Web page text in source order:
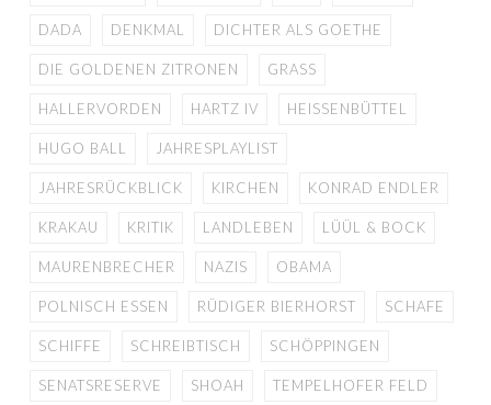
DADA DENKMAL DICHTER ALS GOETHE
DIE GOLDENEN ZITRONEN GRASS
HALLERVORDEN HARTZ IV HEISSENBÜTTEL
HUGO BALL JAHRESPLAYLIST
JAHRESRÜCKBLICK KIRCHEN KONRAD ENDLER
KRAKAU KRITIK LANDLEBEN LÜÜL & BOCK
MAURENBRECHER NAZIS OBAMA
POLNISCH ESSEN RÜDIGER BIERHORST SCHAFE
SCHIFFE SCHREIBTISCH SCHÖPPINGEN
SENATSRESERVE SHOAH TEMPELHOFER FELD